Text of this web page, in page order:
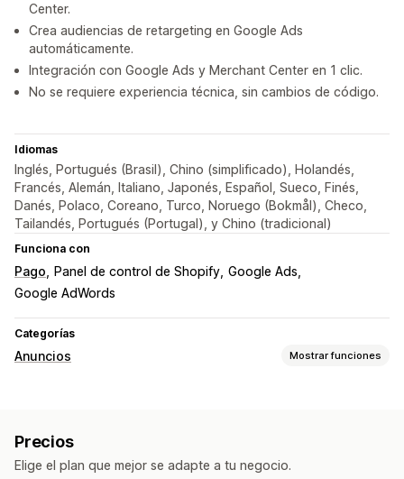
Center.
Crea audiencias de retargeting en Google Ads
automáticamente.
Integración con Google Ads y Merchant Center en 1 clic.
No se requiere experiencia técnica, sin cambios de código.
Idiomas
Inglés, Portugués (Brasil), Chino (simplificado), Holandés,
Francés, Alemán, Italiano, Japonés, Español, Sueco, Finés,
Danés, Polaco, Coreano, Turco, Noruego (Bokmål), Checo,
Tailandés, Portugués (Portugal), y Chino (tradicional)
Funciona con
Pago Panel de control de Shopify Google Ads
Google AdWords
Categorías
Anuncios Mostrar funciones
Públicos personalizados
Basado en eventos Comportamiento Retargeting
Precios
Elige el plan que mejor se adapte a tu negocio.